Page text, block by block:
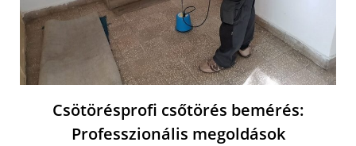
Csötörésprofi csőtörés bemérés:
Professzionális megoldások